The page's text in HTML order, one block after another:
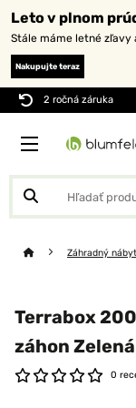
Leto v plnom
Stále máme letné zľavy
Nakupujte teraz
2 ročná záruka
Záhradný
Terrabox
záhon Zelená
0